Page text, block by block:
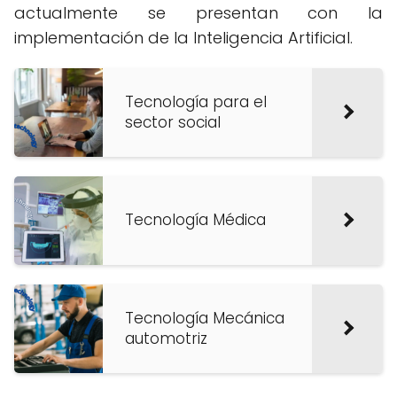
actualmente se presentan con la
implementación de la Inteligencia Artificial.
Tecnología para el
sector social
Tecnología Médica
Tecnología Mecánica
automotriz